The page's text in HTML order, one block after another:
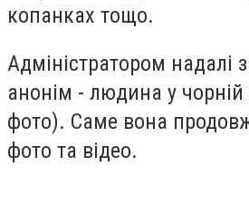
копанках тощо.
Адміністратором надалі
анонім - людина у
фото). Саме вона
фото та відео.